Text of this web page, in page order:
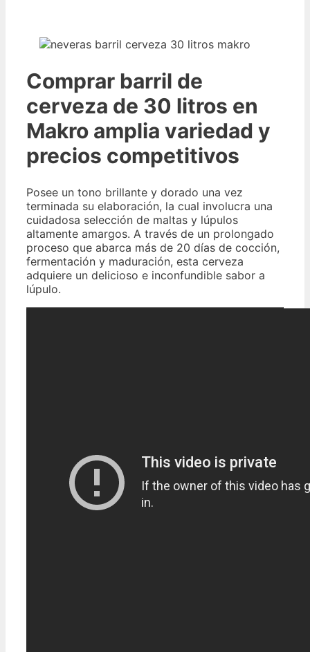
Comprar barril de
cerveza de 30 litros en
Makro amplia variedad y
precios competitivos
Posee un tono brillante y dorado una vez
terminada su elaboración, la cual involucra una
cuidadosa selección de maltas y lúpulos
altamente amargos. A través de un prolongado
proceso que abarca más de 20 días de cocción,
fermentación y maduración, esta cerveza
adquiere un delicioso e inconfundible sabor a
lúpulo.